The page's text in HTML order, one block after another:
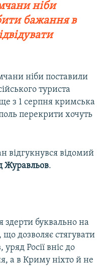
ніби
бажання в
ніби поставили
туриста
ще з 1 серпня кримська
перекрити хочуть
відгукнувся відомий
Журавльов.
здерти буквально на
дозволяє стягувати
уряд Росії вніс до
а в Криму ніхто й не